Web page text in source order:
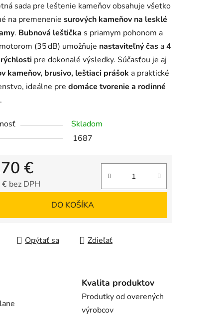
sada pre leštenie kameňov obsahuje všetko
na premenenie surových kameňov na lesklé
. Bubnová leštička s priamym pohonom a
(35 dB) umožňuje nastaviteľný čas a4
pre dokonalé výsledky. Súčasťou je aj
kameňov, brusivo, leštiaci prášok a praktické
ideálne pre domáce tvorenie a rodinné
.
Skladom
1687
€
bez DPH
DO KOŠÍKA
Opýtať sa Zdieľať
Kvalita produktov
Produtky od overených
výrobcov